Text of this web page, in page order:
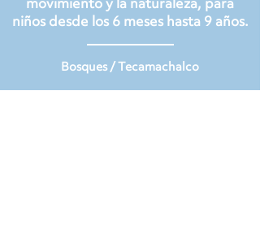
movimiento y la naturaleza, para
niños desde los 6 meses hasta 9 años.
Bosques / Tecamachalco